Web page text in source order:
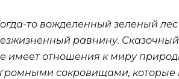
то вожделенный зеленый
равнину.
имеет отношения к миру
сокровищами, которые